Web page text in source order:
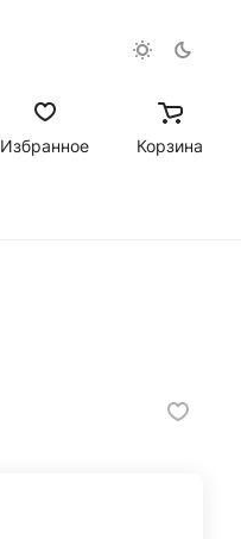
Избранное Корзина